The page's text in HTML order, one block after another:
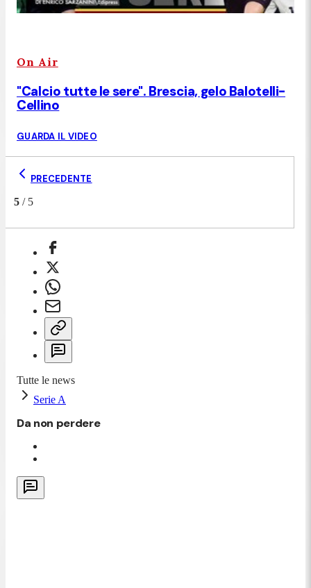
On Air
"Calcio tutte le sere". Brescia, gelo Balotelli-
Cellino
GUARDA IL VIDEO
PRECEDENTE
5 / 5
Tutte le news
Serie A
Da non perdere